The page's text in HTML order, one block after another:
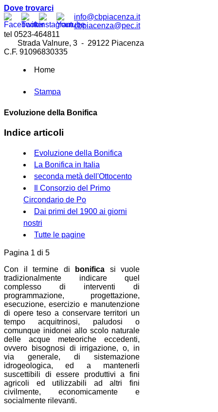
Dove trovarci
info@cbpiacenza.it
cbpiacenza@pec.it
tel 0523-464811
Strada Valnure, 3 - 29122 Piacenza
C.F. 91096830335
Home
Stampa
Evoluzione della Bonifica
Indice articoli
Evoluzione della Bonifica
La Bonifica in Italia
seconda metà dell'Ottocento
Il Consorzio del Primo
Circondario de Po
Dai primi del 1900 ai giorni
nostri
Tutte le pagine
Pagina 1 di 5
Con il termine di
bonifica si vuole
tradizionalmente indicare quel
complesso di interventi di
programmazione, progettazione,
esecuzione, esercizio e manutenzione
di opere teso a conservare territori un
tempo acquitrinosi, paludosi o
comunque inidonei allo scolo naturale
delle acque meteoriche eccedenti,
ovvero bisognosi di irrigazione, o, in
via generale, di sistemazione
idrogeologica, ed a mantenerli
suscettibili di essere produttivi a fini
agricoli ed utilizzabili ad altri fini
civilmente, economicamente e
socialmente rilevanti.